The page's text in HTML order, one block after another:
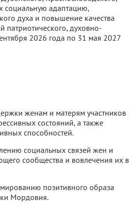
социальную адаптацию,
духа и повышение качества
духовно-
2026 года по 31 мая 2027
женам и матерям участников
состояний, а также
способностей.
социальных связей жен и
сообщества и вовлечения их в
позитивного образа
Мордовия.